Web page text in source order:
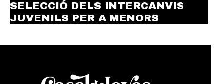
SELECCIÓ DELS INTERCANVIS
JUVENILS PER A MENORS